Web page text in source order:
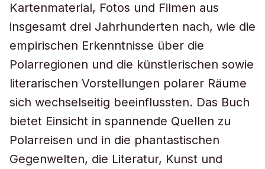
Kartenmaterial, Fotos und Filmen aus
insgesamt drei Jahrhunderten nach, wie die
empirischen Erkenntnisse über die
Polarregionen und die künstlerischen sowie
literarischen Vorstellungen polarer Räume
sich wechselseitig beeinflussten. Das Buch
bietet Einsicht in spannende Quellen zu
Polarreisen und in die phantastischen
Gegenwelten, die Literatur, Kunst und